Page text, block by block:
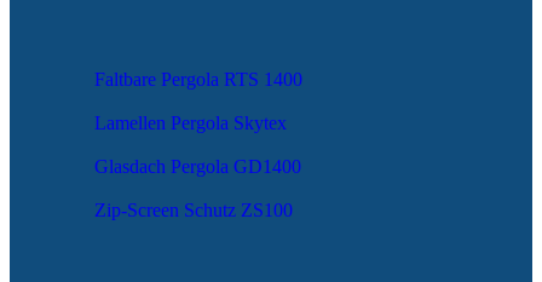
Faltbare Pergola RTS 1400
Lamellen Pergola Skytex
Glasdach Pergola GD1400
Zip-Screen Schutz ZS100